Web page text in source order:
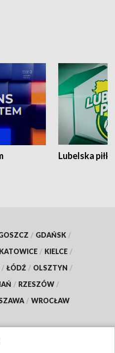
Lubelska piłka
/ GDAŃSK /
KATOWICE / KIELCE /
/ ŁÓDŹ / OLSZTYN /
/ RZESZÓW /
/ WROCŁAW